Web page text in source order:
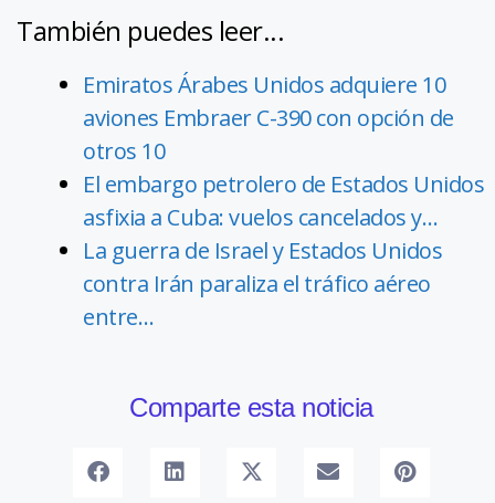
También puedes leer...
Emiratos Árabes Unidos adquiere 10
aviones Embraer C-390 con opción de
otros 10
El embargo petrolero de Estados Unidos
asfixia a Cuba: vuelos cancelados y…
La guerra de Israel y Estados Unidos
contra Irán paraliza el tráfico aéreo
entre…
Comparte esta noticia